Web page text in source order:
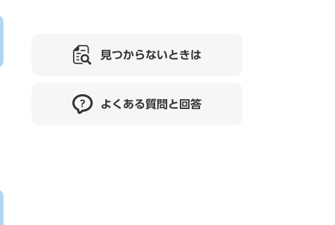
見つからないときは
よくある質問と回答